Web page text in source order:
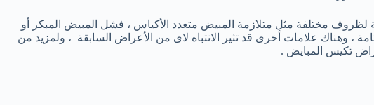
لظروف مختلفة مثل متلازمة المبيض متعدد الأكياس ، فشل المبيض المبكر أو
، وهناك علامات أخرى قد تثير الانتباه لاى من الأعراض السابقة ، ولمزيد من
تكيس المبايض .